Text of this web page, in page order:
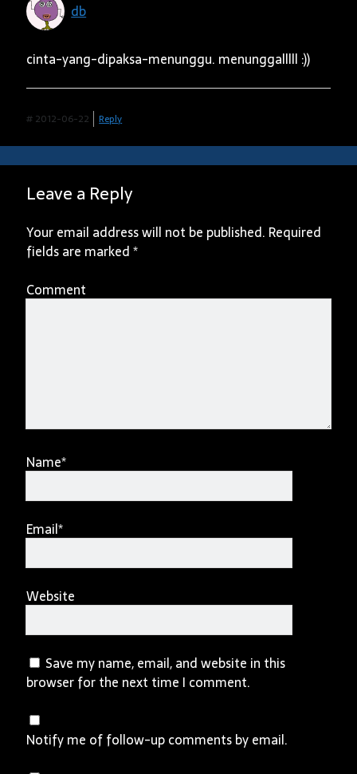
db
cinta-yang-dipaksa-menunggu. menunggalllll :))
# 2012-06-22 Reply
Leave a Reply
Your email address will not be published. Required
fields are marked*
Comment
Name*
Email*
Website
Save my name, email, and website in this
browser for the next time I comment.
Notify me of follow-up comments by email.